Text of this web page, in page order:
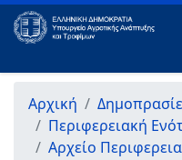
Αρχική
Περιφερειακή
Αρχείο